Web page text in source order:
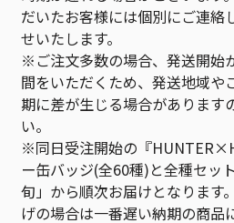
だいたお客様には個別にご連絡
せいたします。
※ご注文多数の場合、発送開始
間をいただくため、発送地域や
期に差が生じる場合があります
い。
※同日受注開始の『
ー缶バッジ(全60種)と全種セッ
旬」から順次お届けとなります
げの場合は一番遅い納期の商品